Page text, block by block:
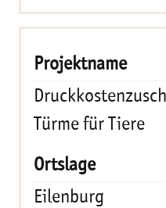
Türme für Tiere
Eilenburg